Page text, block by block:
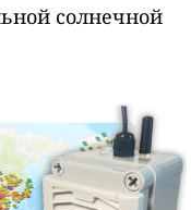
солнечной